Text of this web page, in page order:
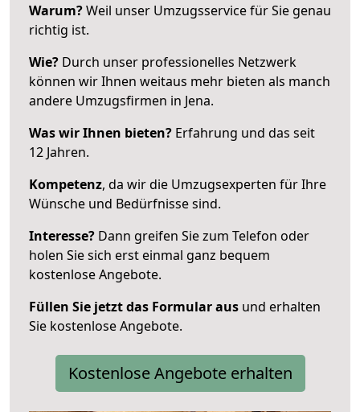
Warum?Weil unser Umzugsservice für Sie genau
richtig ist.
Wie? Durch unser professionelles Netzwerk
können wir Ihnen weitaus mehr bieten als manch
andere Umzugsfirmen in Jena.
Was wir Ihnen bieten? Erfahrung und das seit
12 Jahren.
Kompetenz, da wir die Umzugsexperten für Ihre
Wünsche und Bedürfnisse sind.
Interesse? Dann greifen Sie zum Telefon oder
holen Sie sich erst einmal ganz bequem
kostenlose Angebote.
Füllen Sie jetzt das Formular aus und erhalten
Sie kostenlose Angebote.
Kostenlose Angebote erhalten